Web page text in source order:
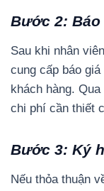
Bước 2: Báo
Sau khi nhân
cung cấp báo
khách hàng.
chi phí cần thiết
Bước 3: Ký
Nếu thỏa thuận